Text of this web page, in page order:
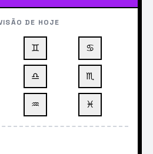
DE HOJE
♊ ♋
♎ ♏
♒ ♓